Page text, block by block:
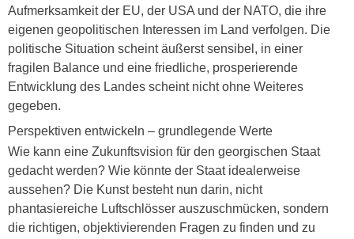
Aufmerksamkeit der EU, der USA und der NATO, die ihre
eigenen geopolitischen Interessen im Land verfolgen. Die
politische Situation scheint äußerst sensibel, in einer
fragilen Balance und eine friedliche, prosperierende
Entwicklung des Landes scheint nicht ohne Weiteres
gegeben.
Perspektiven entwickeln – grundlegende Werte
Wie kann eine Zukunftsvision für den georgischen Staat
gedacht werden? Wie könnte der Staat idealerweise
aussehen? Die Kunst besteht nun darin, nicht
phantasiereiche Luftschlösser auszuschmücken, sondern
die richtigen, objektivierenden Fragen zu finden und zu